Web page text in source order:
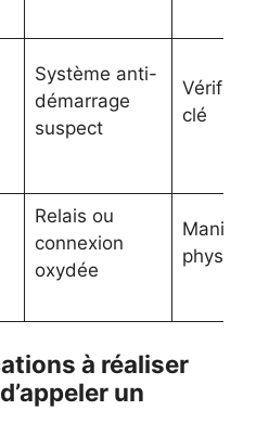
Système anti-
démarrage
suspect
Vérifier
clé
Relais ou
connexion
oxydée
à réaliser
un